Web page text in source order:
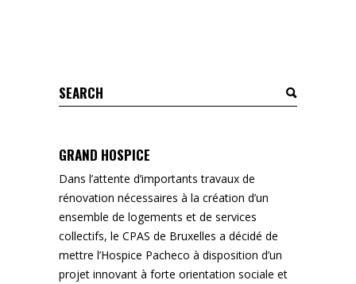
Search
for:
GRAND HOSPICE
Dans l’attente d’importants travaux de
rénovation nécessaires à la création d’un
ensemble de logements et de services
collectifs, le CPAS de Bruxelles a décidé de
mettre l’Hospice Pacheco à disposition d’un
projet innovant à forte orientation sociale et